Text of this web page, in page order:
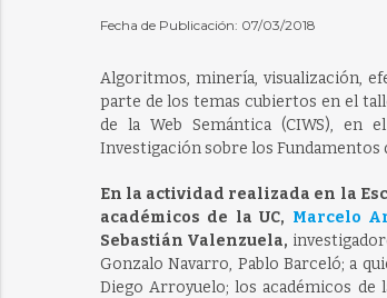
Fecha de Publicación: 07/03/2018
Algoritmos, minería, visualización,
parte de los temas cubiertos en el
de la Web Semántica (CIWS), en
Investigación sobre los Fundamentos
En la actividad realizada en la
académicos de la UC, Marcelo
Sebastián Valenzuela,
Gonzalo Navarro, Pablo Barceló; a
Diego Arroyuelo; los académicos de